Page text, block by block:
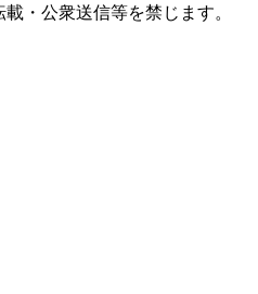
・公衆送信等を禁じます。